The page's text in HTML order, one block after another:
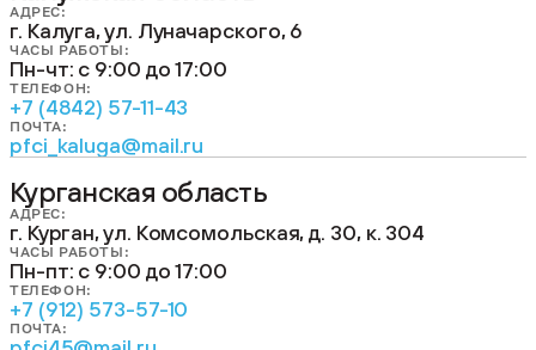
АДРЕС:
г. Калуга, ул. Луначарского, 6
ЧАСЫ РАБОТЫ:
Пн-чт: с 9:00 до 17:00
ТЕЛЕФОН:
+7 (4842) 57-11-43
ПОЧТА:
pfci_kaluga@mail.ru
Курганская область
АДРЕС:
г. Курган, ул. Комсомольская, д. 30, к. 304
ЧАСЫ РАБОТЫ:
Пн-пт: с 9:00 до 17:00
ТЕЛЕФОН:
+7 (912) 573-57-10
ПОЧТА: